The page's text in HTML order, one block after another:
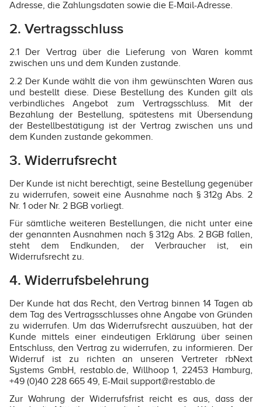
Adresse, die Zahlungsdaten sowie die E-Mail-Adresse.
2. Vertragsschluss
2.1 Der Vertrag über die Lieferung von Waren kommt
zwischen uns und dem Kunden zustande.
2.2 Der Kunde wählt die von ihm gewünschten Waren aus
und bestellt diese. Diese Bestellung des Kunden gilt als
verbindliches Angebot zum Vertragsschluss. Mit der
Bezahlung der Bestellung, spätestens mit Übersendung
der Bestellbestätigung ist der Vertrag zwischen uns und
dem Kunden zustande gekommen.
3. Widerrufsrecht
Der Kunde ist nicht berechtigt, seine Bestellung gegenüber
zu widerrufen, soweit eine Ausnahme nach § 312g Abs. 2
Nr. 1 oder Nr. 2 BGB vorliegt.
Für sämtliche weiteren Bestellungen, die nicht unter eine
der genannten Ausnahmen nach § 312g Abs. 2 BGB fallen,
steht dem Endkunden, der Verbraucher ist, ein
Widerrufsrecht zu.
4. Widerrufsbelehrung
Der Kunde hat das Recht, den Vertrag binnen 14 Tagen ab
dem Tag des Vertragsschlusses ohne Angabe von Gründen
zu widerrufen. Um das Widerrufsrecht auszuüben, hat der
Kunde mittels einer eindeutigen Erklärung über seinen
Entschluss, den Vertrag zu widerrufen, zu informieren. Der
Widerruf ist zu richten an unseren Vertreter rbNext
Systems GmbH, restablo.de, Willhoop 1, 22453 Hamburg,
+49 (0)40 228 665 49, E-Mail support@restablo.de
Zur Wahrung der Widerrufsfrist reicht es aus, dass der